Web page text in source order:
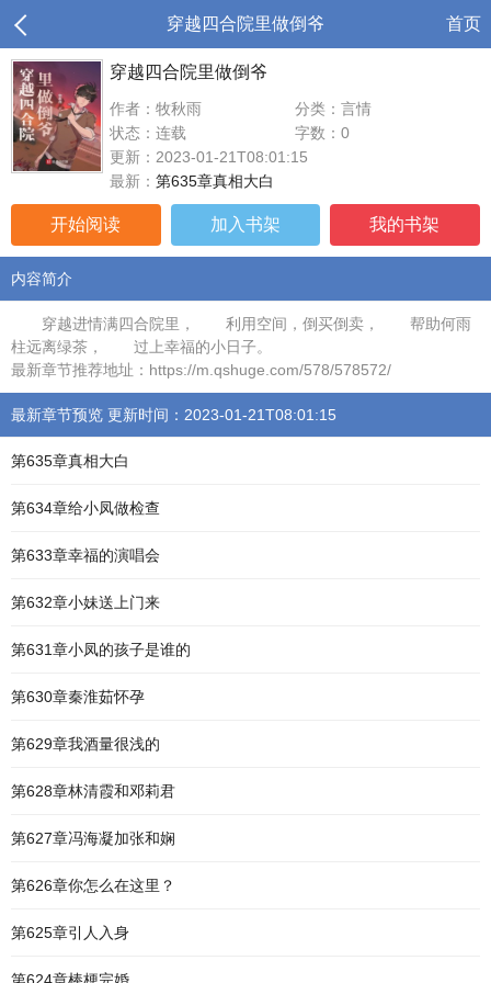
穿越四合院里做倒爷 首页
穿越四合院里做倒爷
作者：牧秋雨
分类：言情
状态：连载
字数：0
更新：2023-01-21T08:01:15
最新： 第635章真相大白
开始阅读 加入书架 我的书架
内容简介
穿越进情满四合院里， 利用空间，倒买倒卖， 帮助何雨
柱远离绿茶， 过上幸福的小日子。
最新章节推荐地址：https://m.qshuge.com/578/578572/
最新章节预览 更新时间：2023-01-21T08:01:15
第635章真相大白
第634章给小凤做检查
第633章幸福的演唱会
第632章小妹送上门来
第631章小凤的孩子是谁的
第630章秦淮茹怀孕
第629章我酒量很浅的
第628章林清霞和邓莉君
第627章冯海凝加张和娴
第626章你怎么在这里？
第625章引人入身